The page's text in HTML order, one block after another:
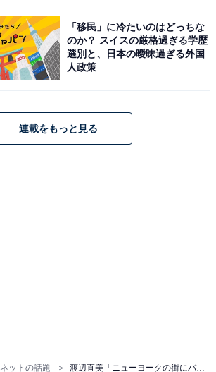
ネットの話題 渡辺直美「ニューヨークの街にバカでかい広告出た」 アメリカでの“全編英語”番組に各界著名人も応援
「移民」に冷たいのはどっちな
のか？ スイスの厳格過ぎる学歴
選別と、日本の曖昧過ぎる外国
人政策
連載をもっと見る